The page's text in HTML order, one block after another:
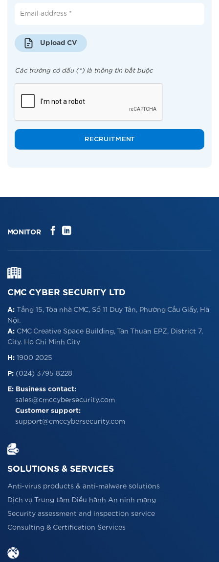
Upload CV
Các trường có dấu (*) là thông tin bắt buộc
MONITOR
CMC CYBER SECURITY LTD
A: Tầng 15, Tòa nhà CMC, Số 11 Duy Tân, Phường Cầu Giấy, Hà
Nội.
A: CMC Creative Space Building, Tan Thuan EPZ, District 7,
City. Ho Chi Minh City
H: 1900 2025
P: (024) 3795 8228
E: Business contact:
sales@cmccybersecurity.com
Customer support:
support@cmccybersecurity.com
SOLUTIONS & SERVICES
Anti-virus products & anti-malware solutions
Dịch vụ Trung tâm Điều hành An ninh mạng
Security assessment and inspection service
Consulting & Certification Services